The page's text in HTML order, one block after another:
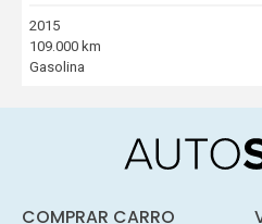
2015
109.000 km
Gasolina
COMPRAR CARRO